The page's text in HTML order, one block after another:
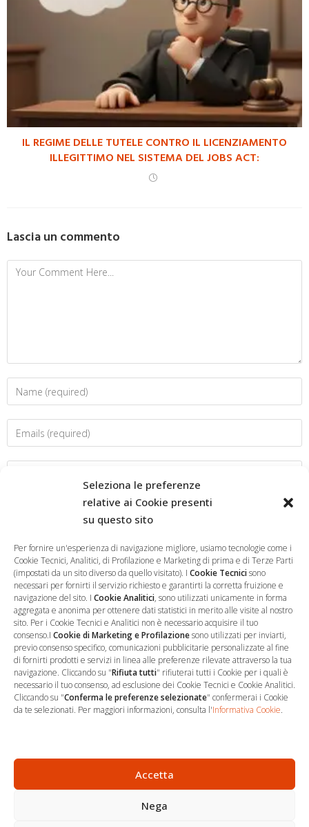
Seleziona le preferenze
relative ai Cookie presenti
su questo sito
Per fornire un'esperienza di navigazione migliore, usiamo tecnologie come i
Cookie Tecnici, Analitici, di Profilazione e Marketing di prima e di Terze Parti
(impostati da un sito diverso da quello visitato). I Cookie Tecnicisono
necessari per fornirti il servizio richiesto e garantirti la corretta fruizione e
navigazione del sito. I Cookie Analitici, sono utilizzati unicamente in forma
aggregata e anonima per ottenere dati statistici in merito alle visite al nostro
sito. Per i Cookie Tecnici e Analitici non è necessario acquisire il tuo
consenso.I Cookie di Marketing e Profilazionesono utilizzati per inviarti,
previo consenso specifico, comunicazioni pubblicitarie personalizzate al fine
di fornirti prodotti e servizi in linea alle preferenze rilevate attraverso la tua
navigazione. Cliccando su "Rifiuta tutti" rifiuterai tutti i Cookie per i quali è
necessario il tuo consenso, ad esclusione dei Cookie Tecnici e Cookie Analitici.
Cliccando su "Conferma le preferenze selezionate" confermerai i Cookie
da te selezionati. Per maggiori informazioni, consulta l'Informativa Cookie.
Accetta
Nega
IL REGIME DELLE TUTELE CONTRO IL LICENZIAMENTO
ILLEGITTIMO NEL SISTEMA DEL JOBS ACT:
Lascia un commento
Salva il mio nome, email e sito web in questo browser per la
prossima volta che commento.
… Sede Operativa
06 9522 7890
info@studioargari.it
P.I. 17504191002